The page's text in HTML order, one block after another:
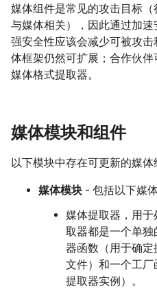
媒体组件是常见的攻击目标
与媒体相关），因此通过加
强安全性应该会减少可被攻
体框架仍然可扩展；合作伙
媒体格式提取器。
媒体模块和组件
以下模块中存在可更新的媒体
媒体模块 - 包括以下媒体
媒体提取器，用
取器都是一个单独
器函数（用于确
文件）和一个工
提取器实例）。